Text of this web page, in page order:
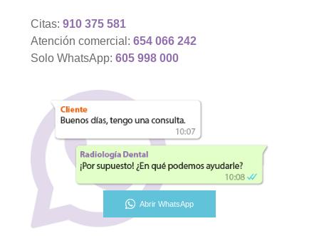
Citas: 910 375 581
Atención comercial: 654 066 242
Solo WhatsApp: 605 998 000
Abrir WhatsApp